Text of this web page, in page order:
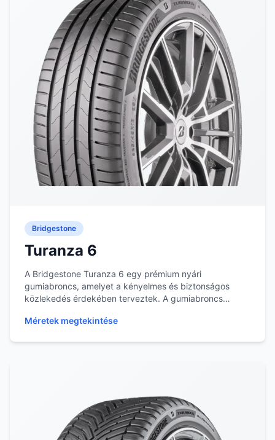
Bridgestone
Turanza 6
A Bridgestone Turanza 6 egy prémium nyári
gumiabroncs, amelyet a kényelmes és biztonságos
közlekedés érdekében terveztek. A gumiabroncs
Méretek megtekintése